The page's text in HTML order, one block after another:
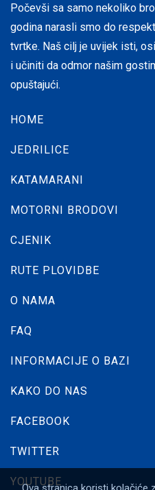
Bavaria C38
proizvodnje:
Cijena:
Bavaria C50
Godina
proizvodnje:
Počevši sa samo nekoliko
godina narasli smo do
tvrtke. Naš cilj je uvijek isti,
i učiniti da odmor našim
opuštajući.
HOME
JEDRILICE
KATAMARANI
MOTORNI BRODOVI
CJENIK
RUTE PLOVIDBE
O NAMA
FAQ
INFORMACIJE O BAZI
KAKO DO NAS
FACEBOOK
TWITTER
YOUTUBE